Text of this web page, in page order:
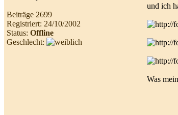
Beiträge 2699
Registriert: 24/10/2002
Status: Offline
Geschlecht:
und ich
Was